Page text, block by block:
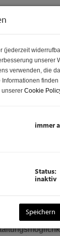
m² alles, was
benötigen.
diese
Herzen der
zwei
(jederzeit
unserer
verwenden, die
unserer Cookie
immer
Status:
inaktiv
Speichern